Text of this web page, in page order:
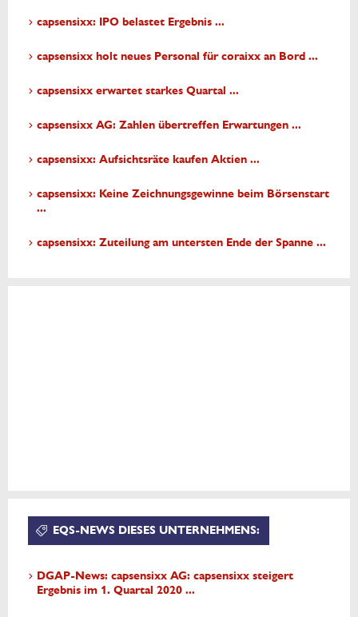
capsensixx: IPO belastet Ergebnis ...
capsensixx holt neues Personal für coraixx an Bord ...
capsensixx erwartet starkes Quartal ...
capsensixx AG: Zahlen übertreffen Erwartungen ...
capsensixx: Aufsichtsräte kaufen Aktien ...
capsensixx: Keine Zeichnungsgewinne beim Börsenstart
...
capsensixx: Zuteilung am untersten Ende der Spanne ...
EQS-NEWS DIESES UNTERNEHMENS:
DGAP-News: capsensixx AG: capsensixx steigert
Ergebnis im 1. Quartal 2020 ...